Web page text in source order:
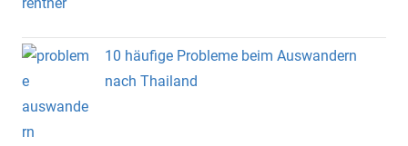
10 häufige Probleme beim Auswandern
nach Thailand